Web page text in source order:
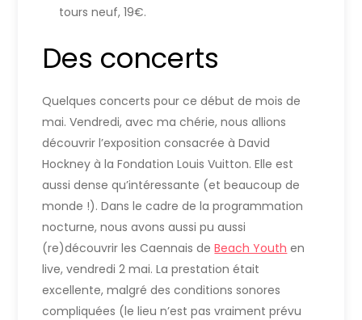
tours neuf, 19€.
Des concerts
Quelques concerts pour ce début de mois de
mai. Vendredi, avec ma chérie, nous allions
découvrir l’exposition consacrée à David
Hockney à la Fondation Louis Vuitton. Elle est
aussi dense qu’intéressante (et beaucoup de
monde !). Dans le cadre de la programmation
nocturne, nous avons aussi pu aussi
(re)découvrir les Caennais deBeach Youth en
live, vendredi 2 mai. La prestation était
excellente, malgré des conditions sonores
compliquées (le lieu n’est pas vraiment prévu